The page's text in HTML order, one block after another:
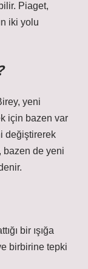
Piaget,
iki yolu
yeni
için bazen var
değiştirerek
bazen de yeni
bir ışığa
birbirine tepki